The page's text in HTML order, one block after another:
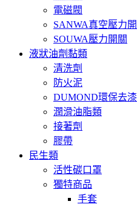
電磁閥
SANWA真空壓力
SOUWA壓力開關
液狀油劑黏類
清洗劑
防火泥
DUMOND環保去漆
潤滑油脂類
接著劑
膠帶
民生類
活性碳口罩
獨特商品
手套